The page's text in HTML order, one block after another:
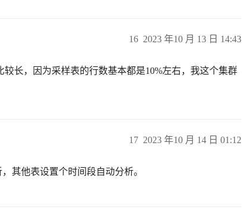
2023 年10 月 13 日 14:43
16
长，因为采样表的行数基本都是10%左右，我这个集群
2023 年10 月 14 日 01:12
17
其他表设置个时间段自动分析。